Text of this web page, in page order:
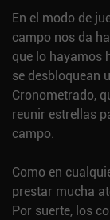
En el modo de
campo nos da
que lo hayamos
se desbloquean
Cronometrado,
reunir estrellas
campo.
Como en
prestar mucha
Por suerte, los